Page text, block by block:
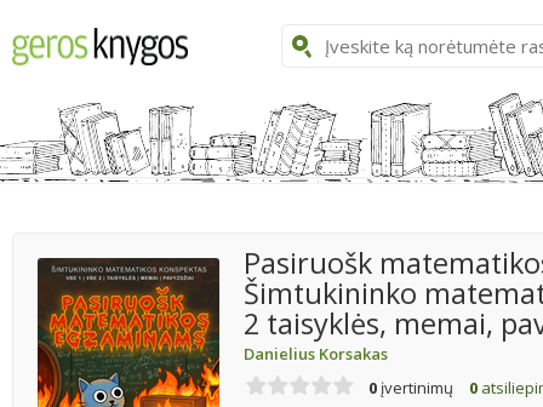
Pasiruošk
Šimtukininko
2 taisyklės, memai,
Danielius Korsakas
0 įvertinimų 0